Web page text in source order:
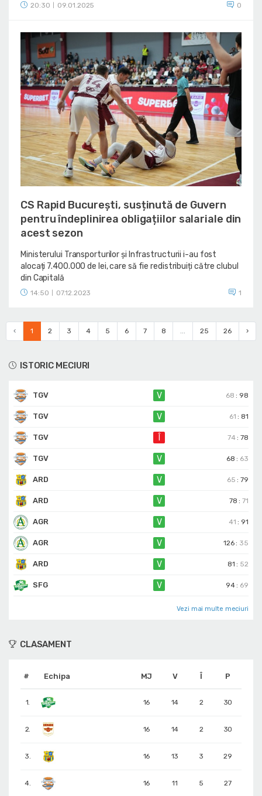
ISTORIC MECIURI
TGV V 68 : 98
TGV V 61 : 81
TGV 74 :78
TGV V 68 : 63
ARD V 65 :79
ARD V 78 :71
AGR V 41 : 91
AGR V 126 : 35
ARD V 81 : 52
SFG V 94 : 69
Vezi mai multe meciuri
20:30 09.01.2025 0
CS Rapid București, susținută de Guvern
pentru îndeplinirea obligațiilor salariale din
acest sezon
Ministerului Transporturilor și Infrastructurii i-au fost
alocați 7.400.000 de lei, care să fie redistribuiți către clubul
din Capitală
14:50 07.12.2023 1
‹ 1 2 3 4 5 6 7 8 25 26 ›
CLASAMENT
# Echipa MJ V Î P
1. 16 14 2 30
2. 16 14 2 30
3. 16 13 3 29
4. 16 11 5 27